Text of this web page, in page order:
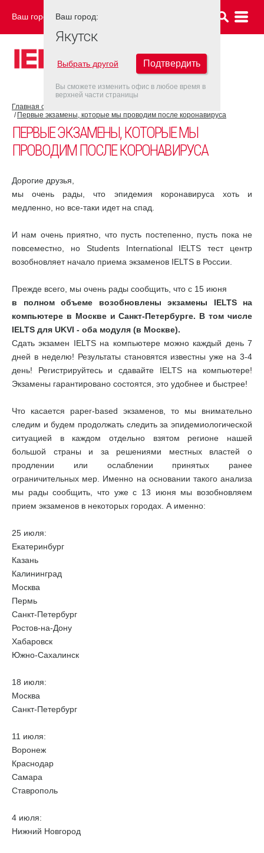
Ваш город: ЯКУТСК
Главная страница
Первые экзамены, которые мы проводим после коронавируса
ПЕРВЫЕ ЭКЗАМЕНЫ, КОТОРЫЕ МЫ
ПРОВОДИМ ПОСЛЕ КОРОНАВИРУСА
Дорогие друзья,
мы очень рады, что эпидемия коронавируса хоть и
медленно, но все-таки идет на спад.
И нам очень приятно, что пусть постепенно, пусть пока не
повсеместно, но Students International IELTS тест центр
возобновляет начало приема экзаменов IELTS в России.
Прежде всего, мы очень рады сообщить, что с 15 июня
в полном объеме возобновлены экзамены IELTS на
компьютере в Москве и Санкт-Петербурге. В том числе
IELTS для UKVI - оба модуля (в Москве).
Сдать экзамен IELTS на компьютере можно каждый день 7
дней в неделю! Результаты становятся известны уже на 3-4
день! Регистрируйтесь и сдавайте IELTS на компьютере!
Экзамены гарантировано состоятся, это удобнее и быстрее!
Что касается paper-based экзаменов, то мы внимательно
следим и будем продолжать следить за эпидемиологической
ситуацией в каждом отдельно взятом регионе нашей
большой страны и за решениями местных властей о
продлении или ослаблении принятых ранее
ограничительных мер. Именно на основании такого анализа
мы рады сообщить, что уже с 13 июня мы возобновляем
прием экзаменов в некоторых городах. А именно:
25 июля:
Екатеринбург
Казань
Калининград
Москва
Пермь
Санкт-Петербург
Ростов-на-Дону
Хабаровск
Южно-Сахалинск
18 июля:
Москва
Санкт-Петербург
11 июля:
Воронеж
Краснодар
Самара
Ставрополь
4 июля:
Нижний Новгород
Ваш город:
Якутск
Выбрать другой Подтвердить
Вы сможете изменить офис в любое время в
верхней части страницы